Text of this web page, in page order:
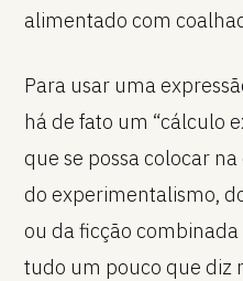
alimentado com
Para usar uma
há de fato um “cálculo
que se possa colocar
do experimentalismo,
ou da ficção
tudo um pouco que diz